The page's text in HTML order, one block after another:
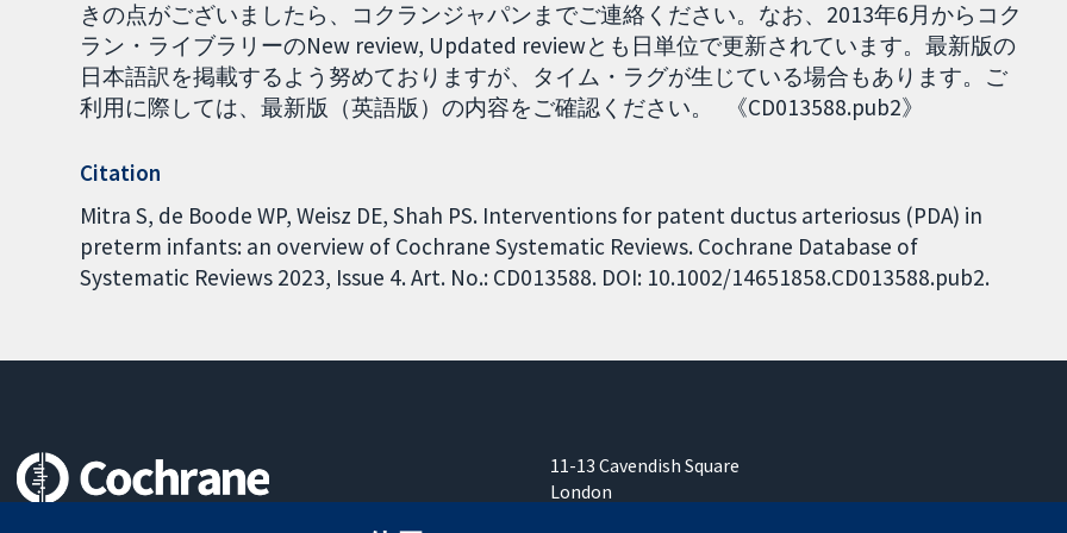
きの点がございましたら、コクランジャパンまでご連絡ください。なお、2013年6月からコク
ラン・ライブラリーのNew review, Updated reviewとも日単位で更新されています。最新版の
日本語訳を掲載するよう努めておりますが、タイム・ラグが生じている場合もあります。ご
利用に際しては、最新版（英語版）の内容をご確認ください。 《CD013588.pub2》
Citation
Mitra S, de Boode WP, Weisz DE, Shah PS. Interventions for patent ductus arteriosus (PDA) in
preterm infants: an overview of Cochrane Systematic Reviews. Cochrane Database of
Systematic Reviews 2023, Issue 4. Art. No.: CD013588. DOI: 10.1002/14651858.CD013588.pub2.
11-13 Cavendish Square
London